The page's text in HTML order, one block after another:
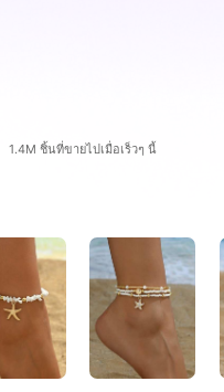
1.4M ชิ้นที่ขายไปเมื่อเร็วๆ นี้